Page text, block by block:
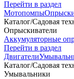
Перейти в раздел
Мотопомпы
Каталог/Садовая
Опрыскиватели
Аккумуляторные
Перейти в раздел
Двигатели
Каталог/Садовая
Умывальники